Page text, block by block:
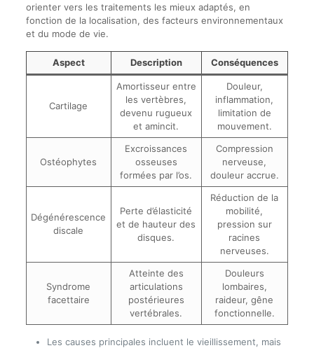
orienter vers les traitements les mieux adaptés, en
fonction de la localisation, des facteurs environnementaux
et du mode de vie.
Aspect Description Conséquences
Cartilage
Amortisseur entre
les vertèbres,
devenu rugueux
et amincit.
Douleur,
inflammation,
limitation de
mouvement.
Ostéophytes
Excroissances
osseuses
formées par l’os.
Compression
nerveuse,
douleur accrue.
Dégénérescence
discale
Perte d’élasticité
et de hauteur des
disques.
Réduction de la
mobilité,
pression sur
racines
nerveuses.
Syndrome
facettaire
Atteinte des
articulations
postérieures
vertébrales.
Douleurs
lombaires,
raideur, gêne
fonctionnelle.
Les causes principales incluent le vieillissement, mais